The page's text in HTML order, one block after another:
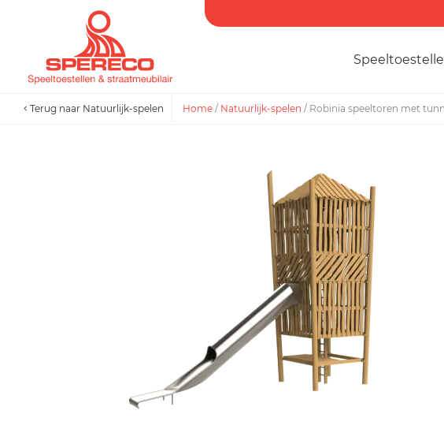
Terug naar Natuurlijk-spelen Home / Natuurlijk-spelen / Robinia speeltoren met